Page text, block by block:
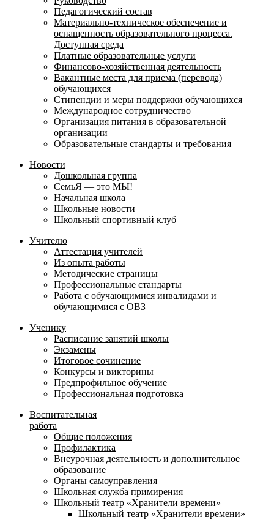
Педагогический состав
Материально-техническое обеспечение и
оснащенность образовательного процесса.
Доступная среда
Платные образовательные услуги
Финансово-хозяйственная деятельность
Вакантные места для приема (перевода)
обучающихся
Стипендии и меры поддержки обучающихся
Международное сотрудничество
Организация питания в образовательной
организации
Образовательные стандарты и требования
Новости
Дошкольная группа
СемьЯ — это МЫ!
Начальная школа
Школьные новости
Школьный спортивный клуб
Учителю
Аттестация учителей
Из опыта работы
Методические страницы
Профессиональные стандарты
Работа с обучающимися инвалидами и
обучающимися с ОВЗ
Ученику
Расписание занятий школы
Экзамены
Итоговое сочинение
Конкурсы и викторины
Предпрофильное обучение
Профессиональная подготовка
Воспитательная
работа
Общие положения
Профилактика
Внеурочная деятельность и дополнительное
образование
Органы самоуправления
Школьная служба примирения
Школьный театр «Хранители времени»
Школьный театр «Хранители времени»